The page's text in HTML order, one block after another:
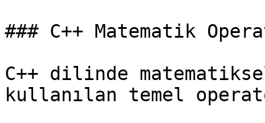
### C++ Matematik
C++ dilinde
kullanılan temel